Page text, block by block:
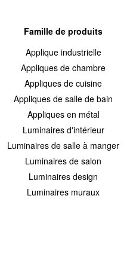
Famille de produits
Applique industrielle
Appliques de chambre
Appliques de cuisine
Appliques de salle de bain
Appliques en métal
Luminaires d'intérieur
Luminaires de salle à manger
Luminaires de salon
Luminaires design
Luminaires muraux